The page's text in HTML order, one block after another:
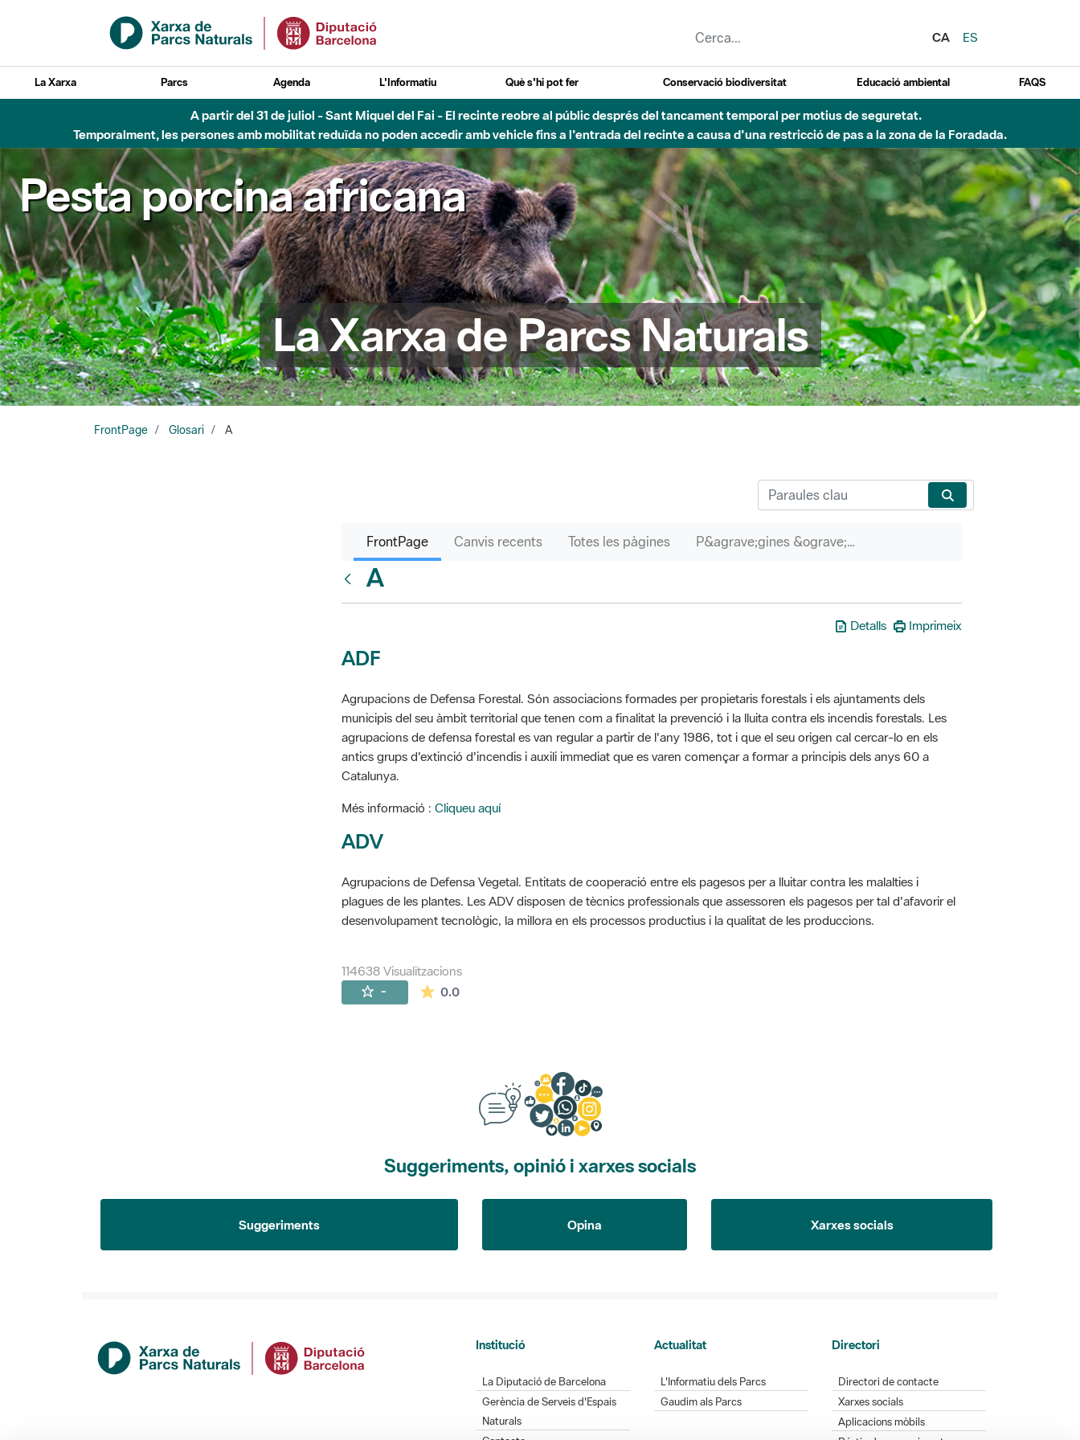
Salta al contingut principal
CA
ES
La Xarxa Parcs Agenda L'Informatiu Què s'hi pot fer Conservació biodiversitat Educació ambiental FAQS
A partir del 31 de juliol - Sant Miquel del Fai - El recinte reobre al públic després del tancament temporal per motius de seguretat.
Temporalment, les persones amb mobilitat reduïda no poden accedir amb vehicle fins a l'entrada del recinte a causa d'una restricció de pas a la zona de la Foradada.
Pesta porcina africana
La Xarxa de Parcs Naturals
FrontPage Glosari A
FrontPage Canvis recents Totes les pàgines P&agrave;gines &ograve;rfenes
A
Detalls Imprimeix
ADF
Agrupacions de Defensa Forestal. Són associacions formades per propietaris forestals i els ajuntaments dels
municipis del seu àmbit territorial que tenen com a finalitat la prevenció i la lluita contra els incendis forestals. Les
agrupacions de defensa forestal es van regular a partir de l'any 1986, tot i que el seu origen cal cercar-lo en els
antics grups d'extinció d'incendis i auxili immediat que es varen començar a formar a principis dels anys 60 a
Catalunya.
Més informació : Cliqueu aquí
ADV
Agrupacions de Defensa Vegetal. Entitats de cooperació entre els pagesos per a lluitar contra les malalties i
plagues de les plantes. Les ADV disposen de tècnics professionals que assessoren els pagesos per tal d'afavorir el
desenvolupament tecnològic, la millora en els processos productius i la qualitat de les produccions.
114638 Visualitzacions
- 0.0La mitjana de les valoracions és de 0 estrelles de 5.
Suggeriments, opinió i xarxes socials
Suggeriments Opina Xarxes socials
Institució
La Diputació de Barcelona
Gerència de Serveis d'Espais
Naturals
Actualitat
L'Informatiu dels Parcs
Gaudim als Parcs
Directori
Directori de contacte
Xarxes socials
Aplicacions mòbils